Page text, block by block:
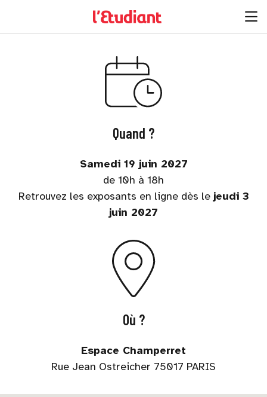
Quand ?
Samedi 19 juin 2027
de 10h à 18h
Retrouvez les exposants en ligne dès le jeudi 3
juin 2027
Où ?
Espace Champerret
Rue Jean Ostreicher 75017 PARIS